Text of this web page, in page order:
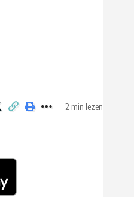
2 min lezen